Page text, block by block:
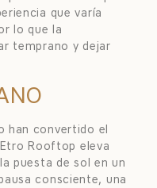
que varía
lo que la
temprano y dejar
han convertido el
Rooftop eleva
puesta de sol en un
consciente, una